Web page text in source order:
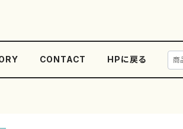
CONTACT HPに戻る